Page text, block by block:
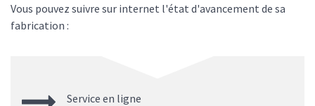
Vous pouvez suivre sur internet l'état d'avancement de sa
fabrication :
Service en ligne